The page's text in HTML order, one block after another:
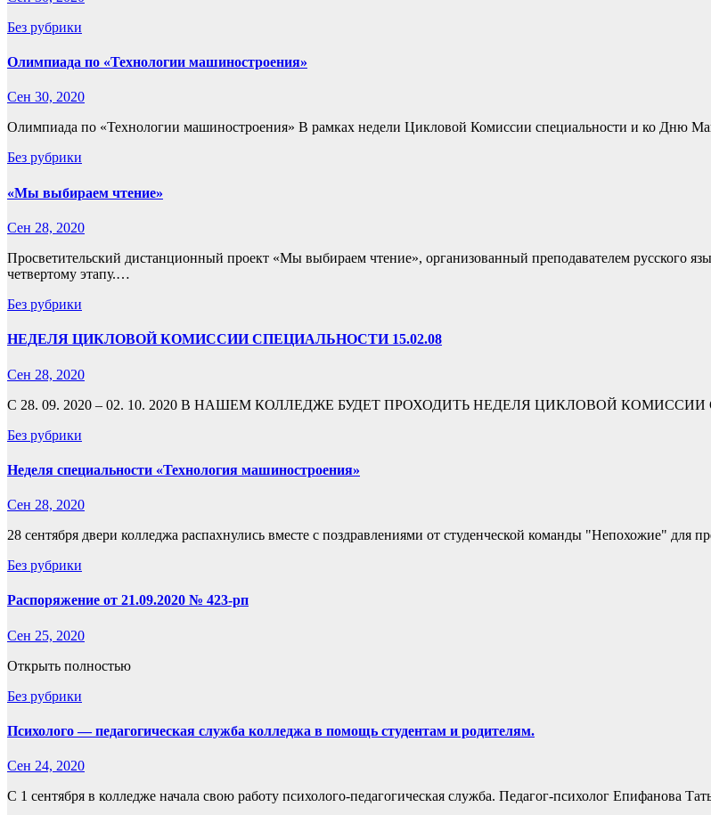
Без рубрики
Олимпиада по «Технологии машиностроения»
Сен 30, 2020
Олимпиада по «Технологии машиностроения» В рамках недели Цикловой Комиссии специальности и ко Дню
Без рубрики
«Мы выбираем чтение»
Сен 28, 2020
Просветительский дистанционный проект «Мы выбираем чтение», организованный преподавателем русского
четвертому этапу.…
Без рубрики
НЕДЕЛЯ ЦИКЛОВОЙ КОМИССИИ СПЕЦИАЛЬНОСТИ 15.02.08
Сен 28, 2020
С 28. 09. 2020 – 02. 10. 2020 В НАШЕМ КОЛЛЕДЖЕ БУДЕТ ПРОХОДИТЬ НЕДЕЛЯ ЦИКЛОВОЙ
Без рубрики
Неделя специальности «Технология машиностроения»
Сен 28, 2020
28 сентября двери колледжа распахнулись вместе с поздравлениями от студенческой команды "Непохожие" для
Без рубрики
Распоряжение от 21.09.2020 № 423-рп
Сен 25, 2020
Открыть полностью
Без рубрики
Психолого — педагогическая служба колледжа в помощь студентам и родителям.
Сен 24, 2020
С 1 сентября в колледже начала свою работу психолого-педагогическая служба. Педагог-психолог Епифанова